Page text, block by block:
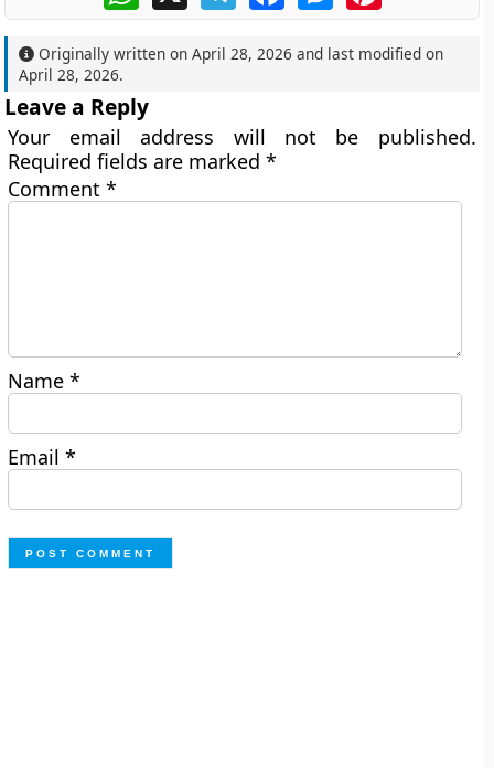
Originally written onApril 28, 2026 and last modified on
April 28, 2026.
Leave a Reply
Your email address will not be published.
Required fields are marked*
Comment*
Name*
Email*